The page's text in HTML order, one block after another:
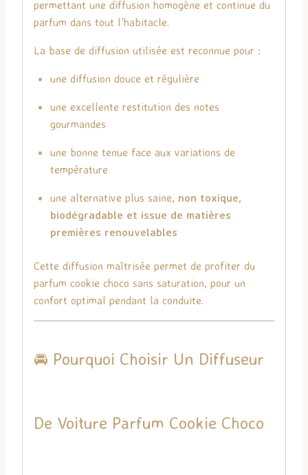
permettant une diffusion homogène et continue du
parfum dans tout l’habitacle.
La base de diffusion utilisée est reconnue pour :
une diffusion douce et régulière
une excellente restitution des notes
gourmandes
une bonne tenue face aux variations de
température
une alternative plus saine, non toxique,
biodégradable et issue de matières
premières renouvelables
Cette diffusion maîtrisée permet de profiter du
parfum cookie choco sans saturation, pour un
confort optimal pendant la conduite.
🚘 Pourquoi Choisir Un Diffuseur
De Voiture Parfum Cookie Choco